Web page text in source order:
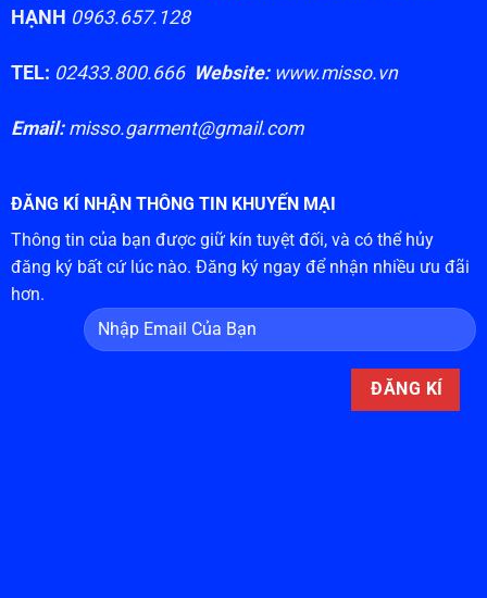
HẠNH 0963.657.128
TEL: 02433.800.666 Website:www.misso.vn
Email:misso.garment@gmail.com
ĐĂNG KÍ NHẬN THÔNG TIN KHUYẾN MẠI
Thông tin của bạn được giữ kín tuyệt đối, và có thể hủy
đăng ký bất cứ lúc nào. Đăng ký ngay để nhận nhiều ưu đãi
hơn.